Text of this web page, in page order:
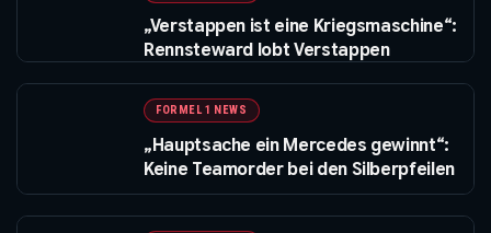
„Verstappen ist eine Kriegsmaschine“:
Rennsteward lobt Verstappen
FORMEL 1 NEWS
„Hauptsache ein Mercedes gewinnt“:
Keine Teamorder bei den Silberpfeilen